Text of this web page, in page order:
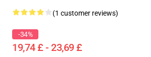
(1 customer reviews)
-34%
19,74 £ - 23,69 £